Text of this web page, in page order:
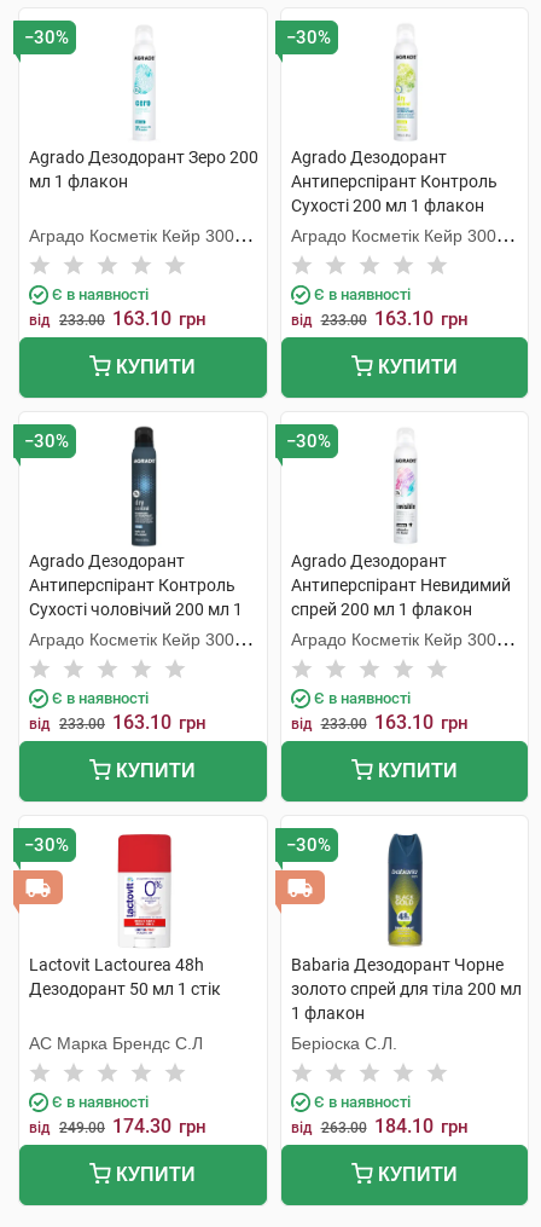
−30%
Agrado Дезодорант Зеро 200
мл 1 флакон
Аградо Косметік Кейр 3000
С.Л.У.
Є в наявності
від 233.00 163.10 грн
КУПИТИ
−30%
Agrado Дезодорант
Антиперспірант Контроль
Сухості 200 мл 1 флакон
Аградо Косметік Кейр 3000
С.Л.У.
Є в наявності
від 233.00 163.10 грн
КУПИТИ
−30%
Agrado Дезодорант
Антиперспірант Контроль
Сухості чоловічий 200 мл 1
флакон
Аградо Косметік Кейр 3000
С.Л.У.
Є в наявності
від 233.00 163.10 грн
КУПИТИ
−30%
Agrado Дезодорант
Антиперспірант Невидимий
спрей 200 мл 1 флакон
Аградо Косметік Кейр 3000
С.Л.У.
Є в наявності
від 233.00 163.10 грн
КУПИТИ
−30%
Lactovit Lactourea 48h
Дезодорант 50 мл 1 стік
АС Марка Брендс С.Л
Є в наявності
від 249.00 174.30 грн
КУПИТИ
−30%
Babaria Дезодорант Чорне
золото спрей для тіла 200 мл
1 флакон
Беріоска С.Л.
Є в наявності
від 263.00 184.10 грн
КУПИТИ